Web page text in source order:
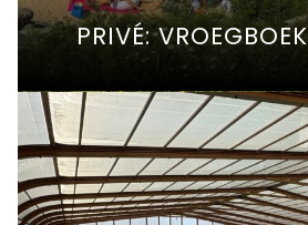
PRIVÉ: